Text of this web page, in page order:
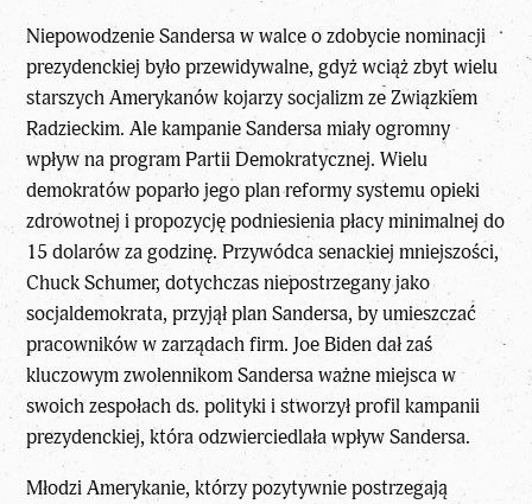
Niepowodzenie Sandersa w walce o zdobycie nominacji
prezydenckiej było przewidywalne, gdyż wciąż zbyt wielu
starszych Amerykanów kojarzy socjalizm ze Związkiem
Radzieckim. Ale kampanie Sandersa miały ogromny
wpływ na program Partii Demokratycznej. Wielu
demokratów poparło jego plan reformy systemu opieki
zdrowotnej i propozycję podniesienia płacy minimalnej do
15 dolarów za godzinę. Przywódca senackiej mniejszości,
Chuck Schumer, dotychczas niepostrzegany jako
socjaldemokrata, przyjął plan Sandersa, by umieszczać
pracowników w zarządach firm. Joe Biden dał zaś
kluczowym zwolennikom Sandersa ważne miejsca w
swoich zespołach ds. polityki i stworzył profil kampanii
prezydenckiej, która odzwierciedlała wpływ Sandersa.
Młodzi Amerykanie, którzy pozytywnie postrzegają